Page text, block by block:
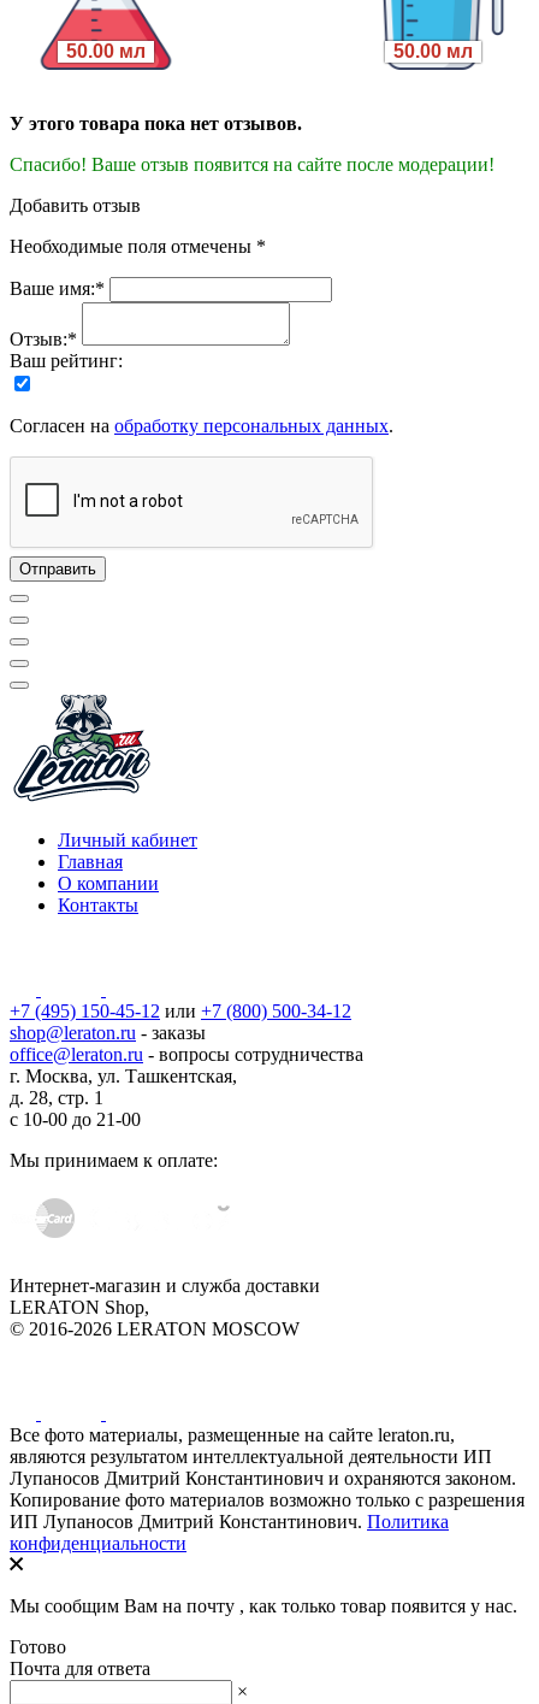
50.00 мл 50.00 мл
У этого товара пока нет отзывов.
Спасибо! Ваше отзыв появится на сайте после модерации!
Добавить отзыв
Необходимые поля отмечены *
Ваше имя:*
Отзыв:*
Ваш рейтинг:
Согласен на обработку персональных данных.
Личный кабинет
Главная
О компании
Контакты
+7 (495) 150-45-12 или +7 (800) 500-34-12
shop@leraton.ru - заказы
office@leraton.ru - вопросы сотрудничества
г. Москва, ул. Ташкентская,
д. 28, стр. 1
с 10-00 до 21-00
Мы принимаем к оплате:
Интернет-магазин и служба доставки
LERATON Shop,
© 2016-2026 LERATON MOSCOW
Все фото материалы, размещенные на сайте leraton.ru,
являются результатом интеллектуальной деятельности ИП
Лупаносов Дмитрий Константинович и охраняются законом.
Копирование фото материалов возможно только с разрешения
ИП Лупаносов Дмитрий Константинович. Политика
конфиденциальности
Мы сообщим Вам на почту , как только товар появится у нас.
Готово
Почта для ответа
×